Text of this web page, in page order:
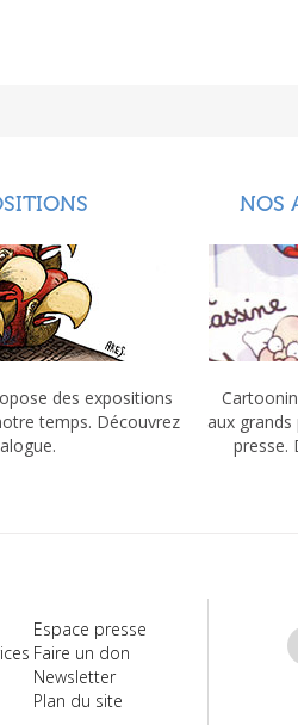
des expositions
temps. Découvrez
NOS
aux
presse.
Espace presse
Faire un don
Newsletter
Plan du site